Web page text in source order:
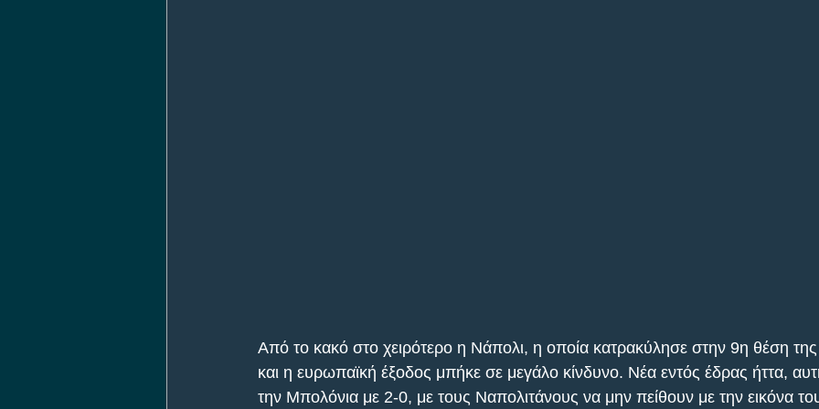
Από το κακό στο χειρότερο η Νάπολι, η οποία κατρακύλησε στην 9η θέση
και η ευρωπαϊκή έξοδος μπήκε σε μεγάλο κίνδυνο. Νέα εντός έδρας ήττα,
την Μπολόνια με 2-0, με τους Ναπολιτάνους να μην πείθουν με την εικόνα